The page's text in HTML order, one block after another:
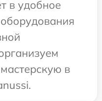
в удобное
в